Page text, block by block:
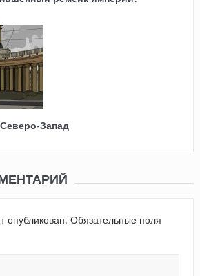
Запад
опубликован. Обязательные поля